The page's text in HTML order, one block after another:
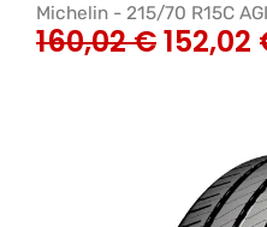
Michelin - 215/70 R15C
160,02€152,02